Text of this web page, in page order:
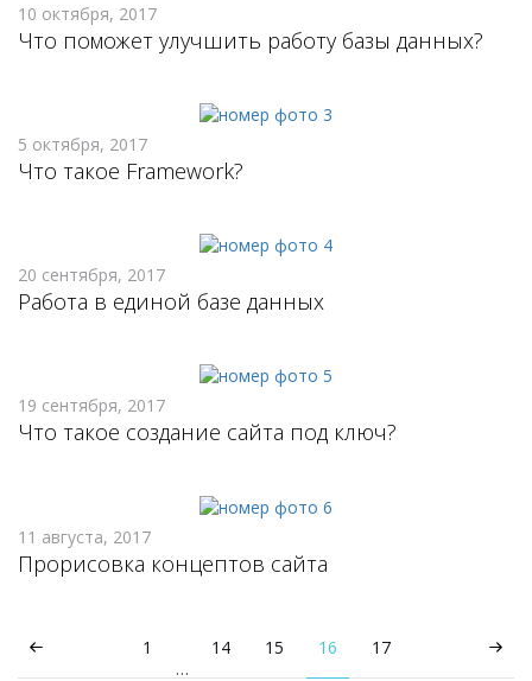
10 октября, 2017
Что поможет улучшить работу базы данных?
5 октября, 2017
Что такое Framework?
20 сентября, 2017
Работа в единой базе данных
19 сентября, 2017
Что такое создание сайта под ключ?
11 августа, 2017
Прорисовка концептов сайта
1
…
14 15 16 17